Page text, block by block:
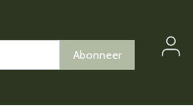
Abonneer